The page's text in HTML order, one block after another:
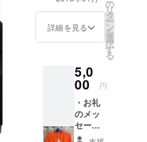
て名入れ ・キャ
ラクター「ドー
ゴん」ストラッ
詳細を見る
の
リ
タ
ー
ン
を
選
択
す
る
5,0
00 円
・お礼
のメッ
セージ
・DVD